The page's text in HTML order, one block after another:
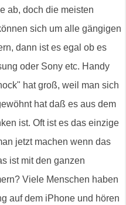
ab, doch die meisten
sich um alle gängigen
dann ist es egal ob es
oder Sony etc. Handy
hat groß, weil man sich
hat daß es aus dem
ist. Oft ist es das einzige
jetzt machen wenn das
ist mit den ganzen
Viele Menschen haben
auf dem iPhone und hören